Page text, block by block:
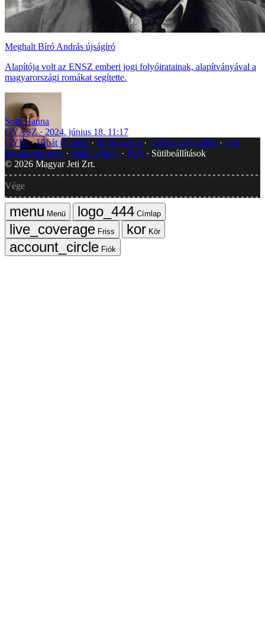
Meghalt Bíró András újságíró
Alapítója volt az ENSZ emberi jogi folyóiratainak, alapítványával a
magyarországi romákat segítette.
Solti Hanna
GYÁSZ
2024. június 18. 11:17
GYIK Hibát jelentek Impresszum Javítások kezelése
Jogi
dokumentumok
Médiaajánlat RSS
Sütibeállítások
© 2026 Magyar Jeti Zrt.
Vége
Menü
Címlap
Friss
Kör
Fiók